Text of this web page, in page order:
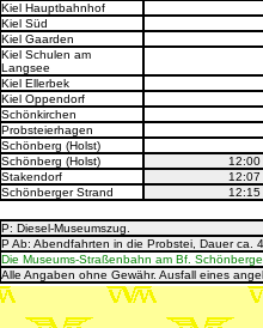
Kiel Hauptbahnhof
Kiel Süd
Kiel Gaarden
Kiel Schulen am
Langsee
Kiel Ellerbek
Kiel Oppendorf
Schönkirchen
Probsteierhagen
Schönberg (Holst)
Schönberg (Holst)
12:00
Stakendorf
12:07
Schönberger Strand
12:15
P: Diesel-Museumszug
P Ab: Abendfahrten in die Probstei, Dauer ca.
Die Museums-Straßenbahn am Bf.
Alle Angaben ohne Gewähr. Ausfall eines